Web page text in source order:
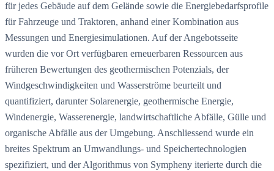
für jedes Gebäude auf dem Gelände sowie die Energiebedarfsprofile
für Fahrzeuge und Traktoren, anhand einer Kombination aus
Messungen und Energiesimulationen. Auf der Angebotsseite
wurden die vor Ort verfügbaren erneuerbaren Ressourcen aus
früheren Bewertungen des geothermischen Potenzials, der
Windgeschwindigkeiten und Wasserströme beurteilt und
quantifiziert, darunter Solarenergie, geothermische Energie,
Windenergie, Wasserenergie, landwirtschaftliche Abfälle, Gülle und
organische Abfälle aus der Umgebung. Anschliessend wurde ein
breites Spektrum an Umwandlungs- und Speichertechnologien
spezifiziert, und der Algorithmus von Sympheny iterierte durch die